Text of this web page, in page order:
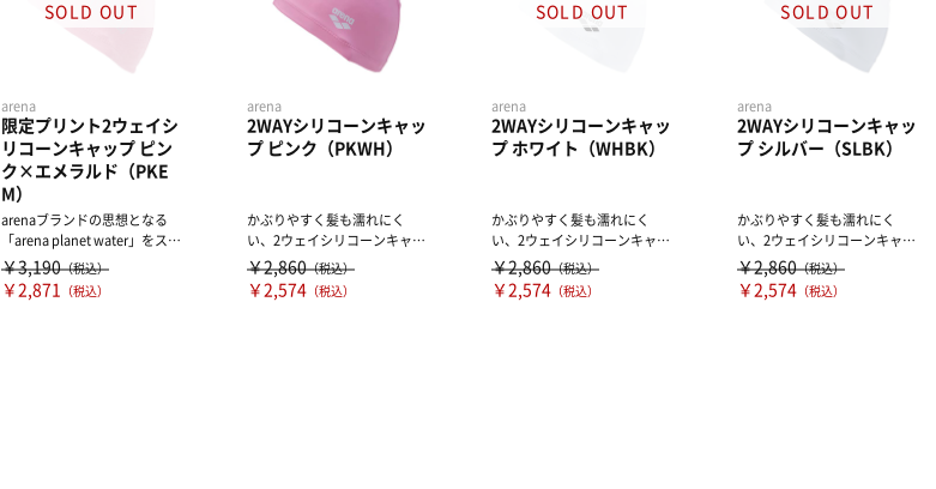
arena
限定プリント2ウェイシ
リコーンキャップ ピン
ク×エメラルド（PKE
M）
arenaブランドの思想となる
「arena planet water」をスポ
ーテ...
￥3,190（税込）
￥2,871 （税込）
arena
2WAYシリコーンキャッ
プ ピンク（PKWH）
かぶりやすく髪も濡れにく
い、2ウェイシリコーンキャッ
プ。 内側はストレッチ素材
を...
￥2,860（税込）
￥2,574（税込）
arena
2WAYシリコーンキャッ
プ ホワイト（WHBK）
かぶりやすく髪も濡れにく
い、2ウェイシリコーンキャッ
プ。 内側はストレッチ素材
を...
￥2,860（税込）
￥2,574 （税込）
arena
2WAYシリコーンキャッ
プ シルバー（SLBK）
かぶりやすく髪も濡れにく
い、2ウェイシリコーンキャッ
プ。 内側はストレッチ素材
を...
￥2,860（税込）
￥2,574 （税込）